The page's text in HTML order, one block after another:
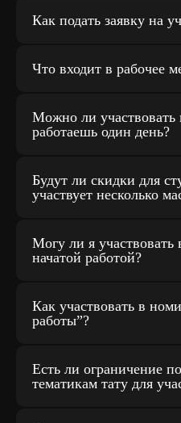
Как подать заявку на
Что входит в рабочее
Можно ли участвовать
работаешь один день?
Будут ли скидки для
участвует несколько
Могу ли я
начатой работой?
Как участвовать в
работы”?
Есть ли ограничение
тематикам тату для
Договор оферты